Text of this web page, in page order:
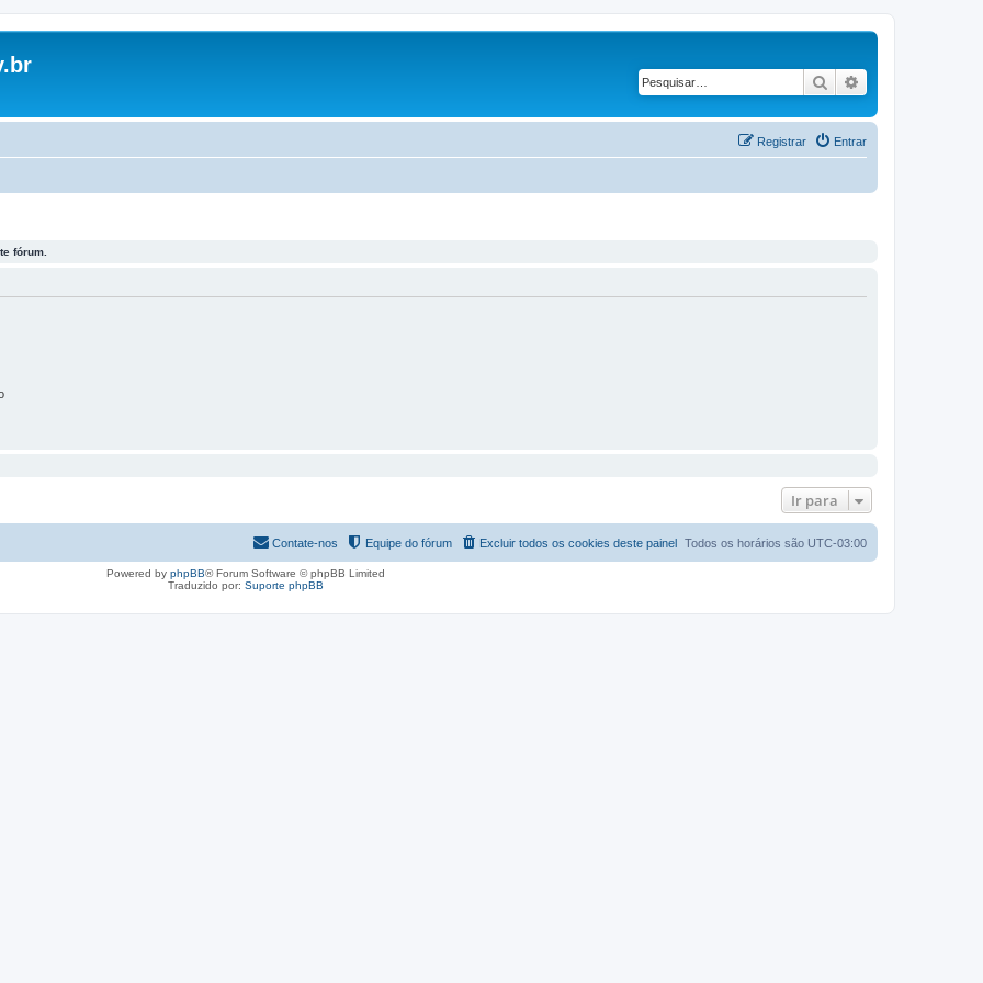
Pesquisar
Entrar
Registrar
fórum.
Ir para
Todos os horários são UTC-03:00
Excluir todos os cookies deste painel
Equipe do fórum
Contate-nos
Powered by phpBB® Forum Software © phpBB Limited
Traduzido por: Suporte phpBB